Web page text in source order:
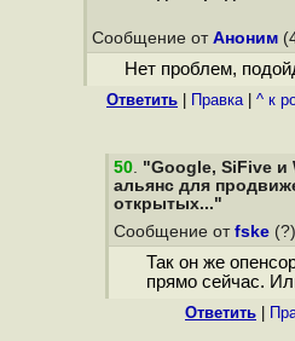
Сообщение от Аноним
Нет проблем,
Ответить Правка| ^ к
50. "Google, SiFive и
альянс для
открытых..."
Сообщение от fske
Так он же
прямо сейчас.
Ответить